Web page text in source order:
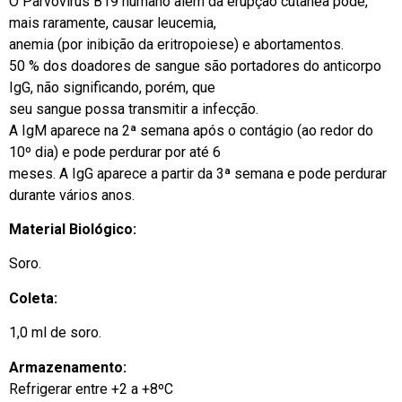
mais raramente, causar leucemia,
anemia (por inibição da eritropoiese) e abortamentos.
50 % dos doadores de sangue são portadores do anticorpo
IgG, não significando, porém, que
seu sangue possa transmitir a infecção.
A IgM aparece na 2ª semana após o contágio (ao redor do
10º dia) e pode perdurar por até 6
meses. A IgG aparece a partir da 3ª semana e pode perdurar
durante vários anos.
Material Biológico:
Soro.
Coleta:
1,0 ml de soro.
Armazenamento:
Refrigerar entre +2 a +8ºC